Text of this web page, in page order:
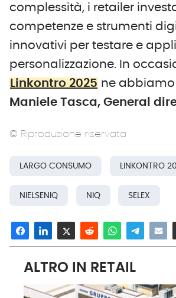
complessità, i retailer
competenze e strumenti
innovativi per testare e
personalizzazione. In
Linkontro 2025 ne
Maniele Tasca, General
© Riproduzione riservata
LARGO CONSUMO LINKONTRO
NIELSENIQ NIQ SELEX
ALTRO IN RETAIL